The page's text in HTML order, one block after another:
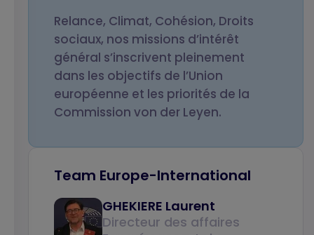
Relance, Climat, Cohésion, Droits
sociaux, nos missions d’intérêt
général s’inscrivent pleinement
dans les objectifs de l’Union
européenne et les priorités de la
Commission von der Leyen.
Team Europe-International
GHEKIERE Laurent
Directeur des affaires
Votre email
Objet de votre
message
Votre message